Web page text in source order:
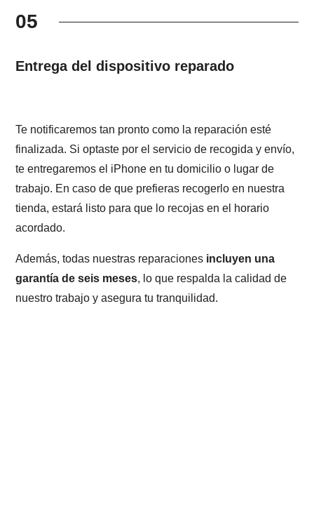
05
Entrega del dispositivo reparado
Te notificaremos tan pronto como la reparación esté
finalizada. Si optaste por el servicio de recogida y envío,
te entregaremos el iPhone en tu domicilio o lugar de
trabajo. En caso de que prefieras recogerlo en nuestra
tienda, estará listo para que lo recojas en el horario
acordado.
Además, todas nuestras reparaciones incluyen una
garantía de seis meses, lo que respalda la calidad de
nuestro trabajo y asegura tu tranquilidad.